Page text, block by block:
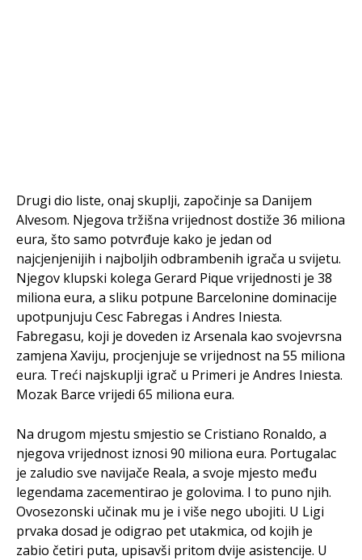
Drugi dio liste, onaj skuplji, započinje sa Danijem
Alvesom. Njegova tržišna vrijednost dostiže 36 miliona
eura, što samo potvrđuje kako je jedan od
najcjenjenijih i najboljih odbrambenih igrača u svijetu.
Njegov klupski kolega Gerard Pique vrijednosti je 38
miliona eura, a sliku potpune Barcelonine dominacije
upotpunjuju Cesc Fabregas i Andres Iniesta.
Fabregasu, koji je doveden iz Arsenala kao svojevrsna
zamjena Xaviju, procjenjuje se vrijednost na 55 miliona
eura. Treći najskuplji igrač u Primeri je Andres Iniesta.
Mozak Barce vrijedi 65 miliona eura.
Na drugom mjestu smjestio se Cristiano Ronaldo, a
njegova vrijednost iznosi 90 miliona eura. Portugalac
je zaludio sve navijače Reala, a svoje mjesto među
legendama zacementirao je golovima. I to puno njih.
Ovosezonski učinak mu je i više nego ubojiti. U Ligi
prvaka dosad je odigrao pet utakmica, od kojih je
zabio četiri puta, upisavši pritom dvije asistencije. U